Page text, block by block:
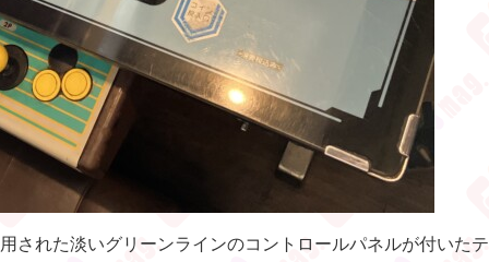
された淡いグリーンラインのコントロールパネルが付いたテ